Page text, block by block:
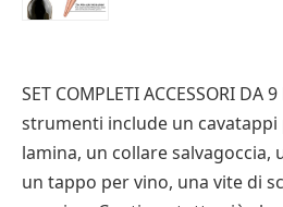
SET COMPLETI ACCESSORI DA
strumenti include un
lamina, un collare salvagoccia,
un tappo per vino, una vite di